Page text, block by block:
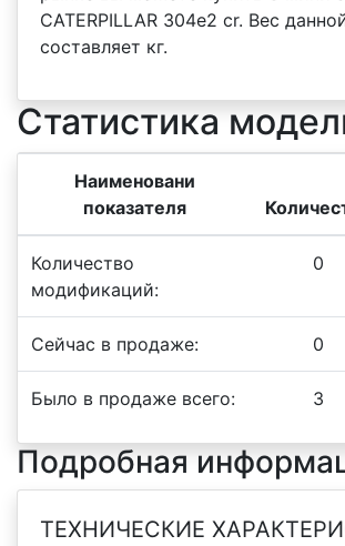
CATERPILLAR 304e2 cr. Вес
составляет кг.
Статистика
Наименовани
показателя
Количество
модификаций:
0
Сейчас в продаже: 0
Было в продаже всего: 3
Подробная
ТЕХНИЧЕСКИЕ